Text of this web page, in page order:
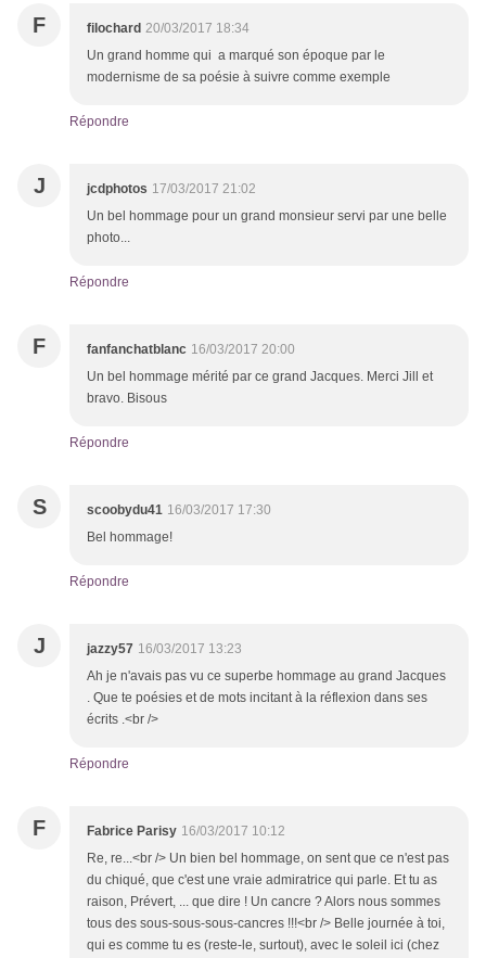
F filochard 20/03/2017 18:34
Un grand homme qui a marqué son époque par le
modernisme de sa poésie à suivre comme exemple
Répondre
J jcdphotos 17/03/2017 21:02
Un bel hommage pour un grand monsieur servi par une belle
photo...
Répondre
F fanfanchatblanc 16/03/2017 20:00
Un bel hommage mérité par ce grand Jacques. Merci Jill et
bravo. Bisous
Répondre
S scoobydu41 16/03/2017 17:30
Bel hommage!
Répondre
J jazzy57 16/03/2017 13:23
Ah je n'avais pas vu ce superbe hommage au grand Jacques
. Que te poésies et de mots incitant à la réflexion dans ses
écrits .<br />
Répondre
F Fabrice Parisy 16/03/2017 10:12
Re, re...<br /> Un bien bel hommage, on sent que ce n'est pas
du chiqué, que c'est une vraie admiratrice qui parle. Et tu as
raison, Prévert, ... que dire ! Un cancre ? Alors nous sommes
tous des sous-sous-sous-cancres !!!<br /> Belle journée à toi,
qui es comme tu es (reste-le, surtout), avec le soleil ici (chez